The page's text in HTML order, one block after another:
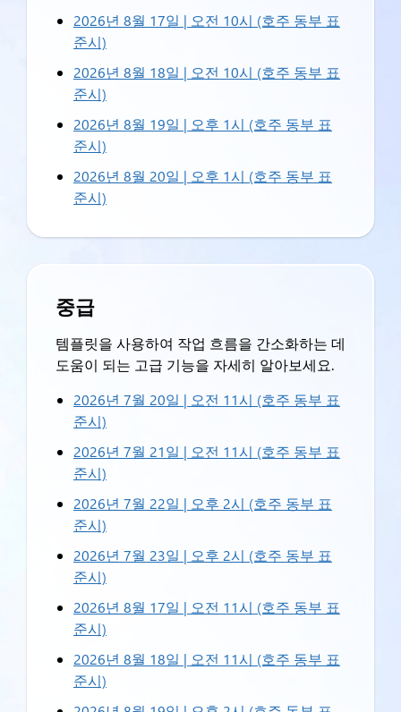
2026년 8월 17일 | 오전 10시 (호주 동부 표
준시)
2026년 8월 18일 | 오전 10시 (호주 동부 표
준시)
2026년 8월 19일 | 오후 1시 (호주 동부 표
준시)
2026년 8월 20일 | 오후 1시 (호주 동부 표
준시)
중급
템플릿을 사용하여 작업 흐름을 간소화하는 데
도움이 되는 고급 기능을 자세히 알아보세요.
2026년 7월 20일 | 오전 11시 (호주 동부 표
준시)
2026년 7월 21일 | 오전 11시 (호주 동부 표
준시)
2026년 7월 22일 | 오후 2시 (호주 동부 표
준시)
2026년 7월 23일 | 오후 2시 (호주 동부 표
준시)
2026년 8월 17일 | 오전 11시 (호주 동부 표
준시)
2026년 8월 18일 | 오전 11시 (호주 동부 표
준시)